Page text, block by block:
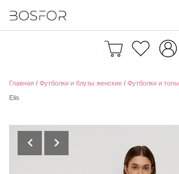
Перейти к содержимому
Главная / Футболки и блузы женские / Футболки и топы
Elis